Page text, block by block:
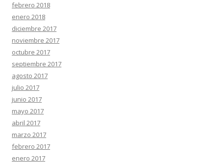
febrero 2018
enero 2018
diciembre 2017
noviembre 2017
octubre 2017
septiembre 2017
agosto 2017
julio 2017
junio 2017
mayo 2017
abril 2017
marzo 2017
febrero 2017
enero 2017